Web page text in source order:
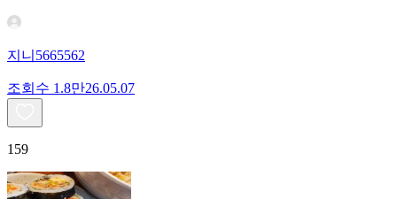
지니5665562
조회수 1.8만26.05.07
159